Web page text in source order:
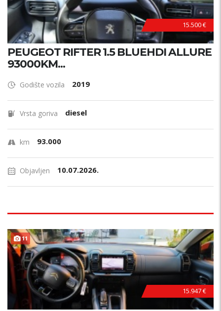
15.500 €
PEUGEOT RIFTER 1.5 BLUEHDI ALLURE
93000KM...
Godište vozila 2019
Vrsta goriva diesel
km 93.000
Objavljen 10.07.2026.
11
15.947 €